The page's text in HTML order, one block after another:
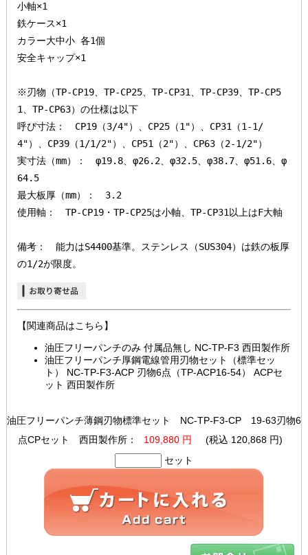
小軸×1
鉄ケース×1
カラー大中小 各1個
安全キャップ×1
※刃物（TP-CP19、TP-CP25、TP-CP31、TP-CP39、TP-CP5
1、TP-CP63）の仕様は以下
呼び寸法：　CP19（3/4"）、CP25（1"）、CP31（1-1/
4"）、CP39（1/1/2"）、CP51（2"）、CP63（2-1/2"）
実寸法（mm）：　φ19.8、φ26.2、φ32.5、φ38.7、φ51.6、φ
64.5
最大板厚（mm）：　3.2
使用軸：　TP-CP19・TP-CP25は小軸、TP-CP31以上はF大軸
備考：　能力はS4400基準。ステンレス（SUS304）は鉄の板厚
【関連商品はこちら】
油圧フリーパンチのみ 付属品無し NC-TP-F3 西田製作所
油圧フリーパンチ厚鋼電線管用刃物セット（標準セッ
ト） NC-TP-F3-ACP 刃物6点（TP-ACP16-54） ACPセ
ット 西田製作所
油圧フリーパンチ薄鋼刃物標準セット NC-TP-F3-CP 19-63刃物6
点CPセット 西田製作所：
109,880 円
(税込 120,868 円)
セット